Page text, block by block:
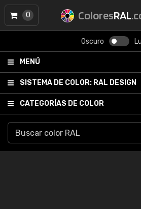
ColoresRAL
Oscuro
MENÚ
SISTEMA DE COLOR: RAL DESIGN
CATEGORÍAS DE COLOR
0